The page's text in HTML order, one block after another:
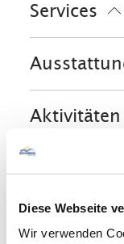
Diese Webseite
Wir verwenden
Services
Unterkunft)
Aktivitäten
Golfplatz
Radfahren
Skifahren